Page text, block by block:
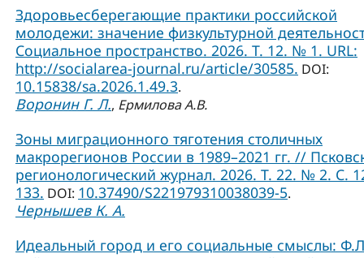
Здоровьесберегающие практики российской
молодежи: значение физкультурной
Социальное пространство. 2026. Т. 12. № 1. URL:
http://socialarea-journal.ru/article/30585. DOI:
10.15838/sa.2026.1.49.3.
Воронин Г. Л., Ермилова А.В.
Зоны миграционного тяготения столичных
макрорегионов России в 1989–2021 гг. //
регионологический журнал. 2026. Т. 22. № 2. С.
133. DOI: 10.37490/S221979310038039-5.
Чернышев К. А.
Идеальный город и его социальные смыслы: